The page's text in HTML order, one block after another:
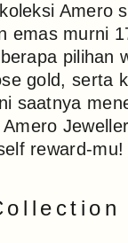
Amero
emas murni
pilihan
gold, serta
saatnya
reward-mu!